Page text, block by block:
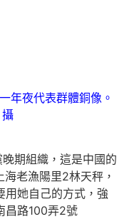
年夜代表群體銅像。
期組織，這是中國的
老漁陽里2林天秤，
用她自己的方式，強
昌路100弄2號